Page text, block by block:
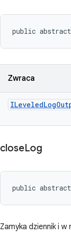
public abstract
Zwraca
ILeveledLog
closeLog
public
Zamyka dziennik i